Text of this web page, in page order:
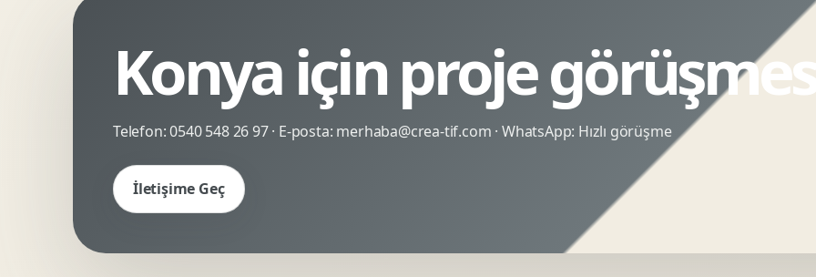
Kinetik Tipografi
Konya için proje
Telefon:0540 548 26 97· E-posta: merhaba@crea-tif.com · WhatsApp: Hızlı görüşme
İletişime Geç